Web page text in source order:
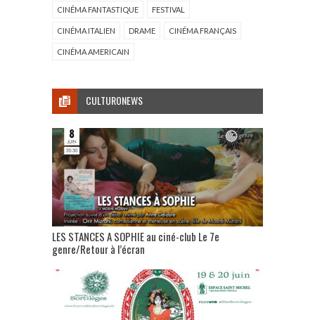
CINÉMA FANTASTIQUE FESTIVAL
CINÉMA ITALIEN DRAME CINÉMA FRANÇAIS
CINÉMA AMERICAIN
CULTURONEWS
LES STANCES A SOPHIE au ciné-club Le 7e
genre/Retour à l’écran